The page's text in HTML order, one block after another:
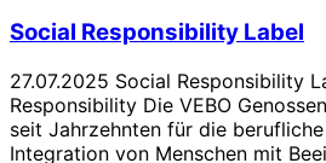
Social Responsibility Label
27.07.2025 Social Responsibility
Responsibility Die VEBO
seit Jahrzehnten für die
Integration von Menschen mit